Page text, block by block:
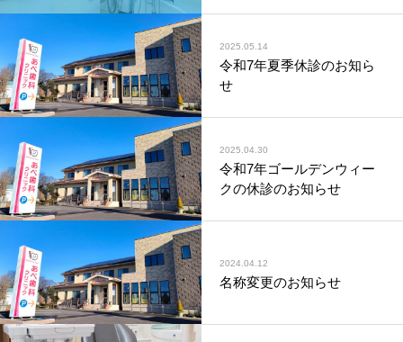
2025.05.14
令和7年夏季休診のお知ら
せ
2025.04.30
令和7年ゴールデンウィー
クの休診のお知らせ
2024.04.12
名称変更のお知らせ